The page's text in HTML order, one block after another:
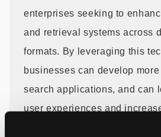
enterprises seeking to
and retrieval systems across
formats. By leveraging this
businesses can develop
search applications, and can
user experiences and